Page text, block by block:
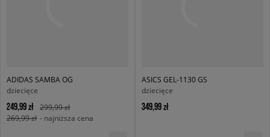
ADIDAS SAMBA OG
dziecięce
249,99 zł
299,99 zł
269,99 zł - najniższa cena
ASICS GEL-1130 GS
dziecięce
349,99 zł